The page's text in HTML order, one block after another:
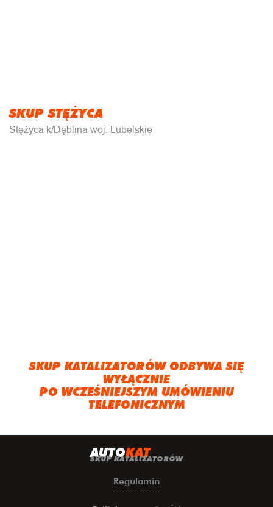
SKUP STĘŻYCA
Stężyca k/Dęblina woj. Lubelskie
SKUP KATALIZATORÓW ODBYWA SIĘ
WYŁĄCZNIE
PO WCZEŚNIEJSZYM UMÓWIENIU
TELEFONICZNYM
AUTOKAT
SKUP KATALIZATORÓW
Regulamin